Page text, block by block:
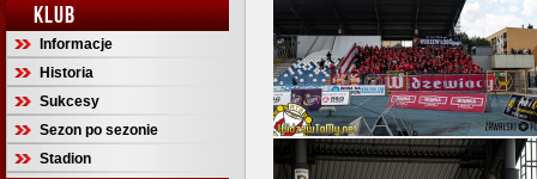
KLUB
Informacje
Historia
Sukcesy
Sezon po sezonie
Stadion